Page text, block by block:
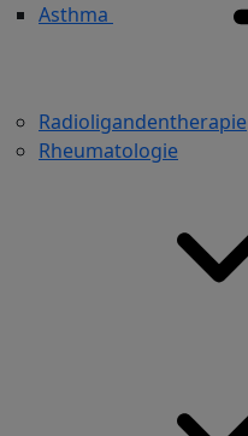
Asthma
Radioligandentherapie
Rheumatologie